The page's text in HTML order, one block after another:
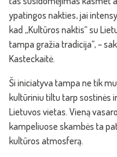
ypatingos nakties, jai
kad „Kultūros naktis“ su
tampa gražia tradicija“, –
Kasteckaitė.
Ši iniciatyva tampa ne tik
kultūriniu tiltu tarp sostinės
Lietuvos vietas. Vieną
kampeliuose skambės ta
kultūros atmosferą.